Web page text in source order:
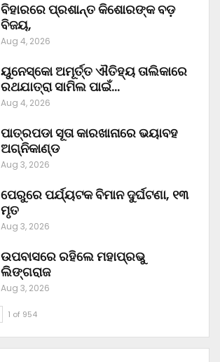
ବିହାରରେ ପ୍ରଶାନ୍ତ କିଶୋରଙ୍କ ବଡ଼
ବିଜୟ,
Aug 4, 2026
ୟୁନେସ୍କୋ ଅମୂର୍ତ୍ତ ଐତିହ୍ୟ ତାଲିକାରେ
ରଥଯାତ୍ରା ସାମିଲ ପାଇଁ…
Aug 4, 2026
ପାତ୍ରପଡା ସୂତା କାରଖାନାରେ ଭୟାବହ
ଅଗ୍ନିକାଣ୍ଡ
Aug 3, 2026
ପେରୁରେ ପର୍ଯ୍ୟଟକ ବିମାନ ଦୁର୍ଘଟଣା, ୧୩
ମୃତ
Aug 3, 2026
ଉପବାସରେ ରହିଲେ ମହାପ୍ରଭୁ
ଲିଙ୍ଗରାଜ
Aug 3, 2026
1 of 954